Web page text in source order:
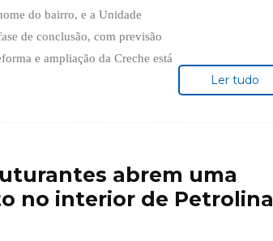
do bairro, e a Unidade
de conclusão, com previsão
e ampliação da Creche está
Ler tudo
abrem uma
no interior de Petrolina